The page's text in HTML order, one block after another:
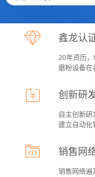
鑫龙认
20年资历，
磨粉设备在
创新研
自主创新研
建立自动化
销售网
销售网络遍